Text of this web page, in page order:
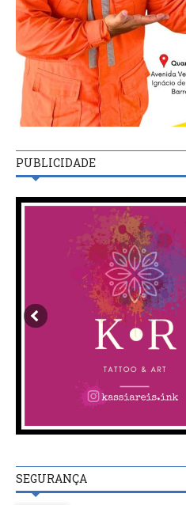
PUBLICIDADE
SEGURANÇA